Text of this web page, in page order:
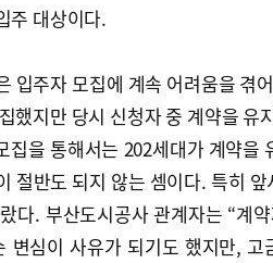
주 대상이다.
입주자 모집에 계속 어려움을 겪
했지만 당시 신청자 중 계약을 유
집을 통해서는 202세대가 계약을
절반도 되지 않는 셈이다. 특히
다. 부산도시공사 관계자는 “계
변심이 사유가 되기도 했지만,